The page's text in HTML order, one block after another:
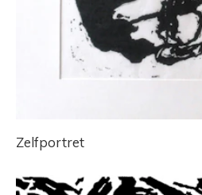
Zelfportret